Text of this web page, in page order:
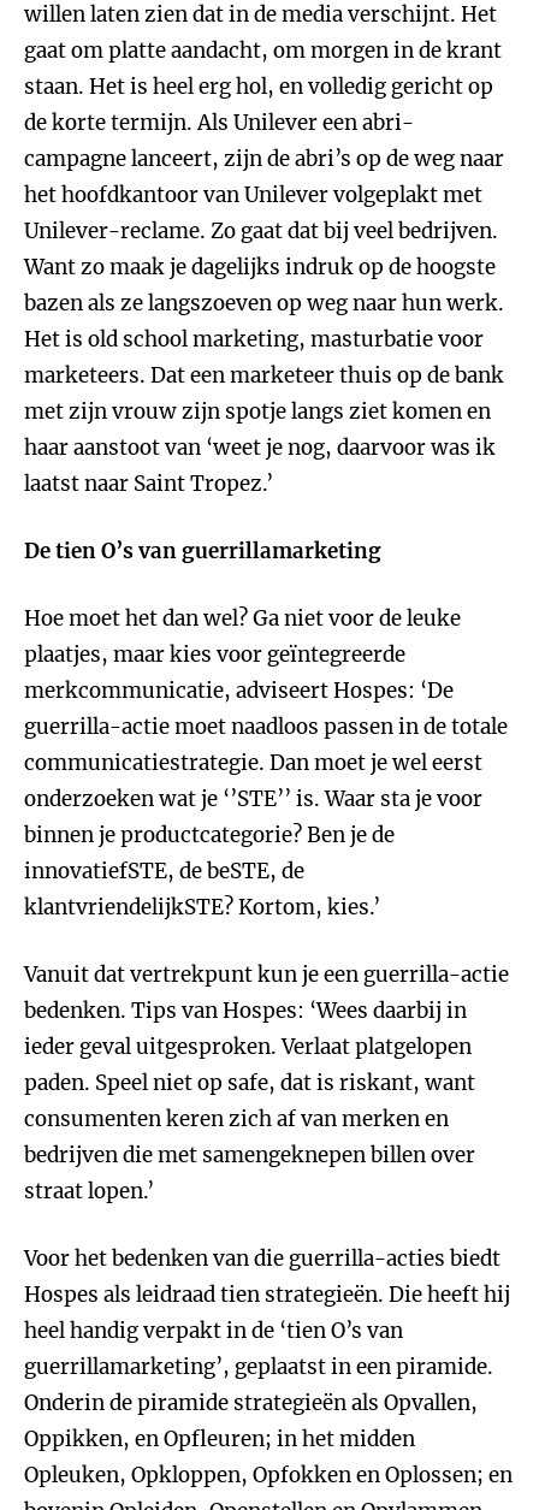
willen laten zien dat in de media verschijnt. Het
gaat om platte aandacht, om morgen in de krant
staan. Het is heel erg hol, en volledig gericht op
de korte termijn. Als Unilever een abri-
campagne lanceert, zijn de abri’s op de weg naar
het hoofdkantoor van Unilever volgeplakt met
Unilever-reclame. Zo gaat dat bij veel bedrijven.
Want zo maak je dagelijks indruk op de hoogste
bazen als ze langszoeven op weg naar hun werk.
Het is old school marketing, masturbatie voor
marketeers. Dat een marketeer thuis op de bank
met zijn vrouw zijn spotje langs ziet komen en
haar aanstoot van ‘weet je nog, daarvoor was ik
laatst naar Saint Tropez.’
De tien O’s van guerrillamarketing
Hoe moet het dan wel? Ga niet voor de leuke
plaatjes, maar kies voor geïntegreerde
merkcommunicatie, adviseert Hospes: ‘De
guerrilla-actie moet naadloos passen in de totale
communicatiestrategie. Dan moet je wel eerst
onderzoeken wat je ‘’STE’’ is. Waar sta je voor
binnen je productcategorie? Ben je de
innovatiefSTE, de beSTE, de
klantvriendelijkSTE? Kortom, kies.’
Vanuit dat vertrekpunt kun je een guerrilla-actie
bedenken. Tips van Hospes: ‘Wees daarbij in
ieder geval uitgesproken. Verlaat platgelopen
paden. Speel niet op safe, dat is riskant, want
consumenten keren zich af van merken en
bedrijven die met samengeknepen billen over
straat lopen.’
Voor het bedenken van die guerrilla-acties biedt
Hospes als leidraad tien strategieën. Die heeft hij
heel handig verpakt in de ‘tien O’s van
guerrillamarketing’, geplaatst in een piramide.
Onderin de piramide strategieën als Opvallen,
Oppikken, en Opfleuren; in het midden
Opleuken, Opkloppen, Opfokken en Oplossen; en